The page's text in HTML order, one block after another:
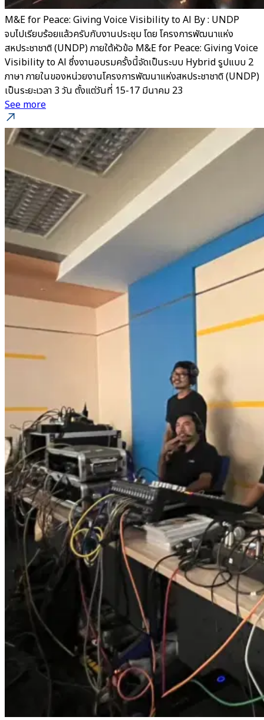
M&E for Peace: Giving Voice Visibility to Al By : UNDP
จบไปเรียบร้อยแล้วครับกับงานประชุม โดย โครงการพัฒนาแห่ง
สหประชาชาติ (UNDP) ภายใต้หัวข้อ M&E for Peace: Giving Voice
Visibility to Al ซึ่งงานอบรมครั้งนี้จัดเป็นระบบ Hybrid รูปแบบ 2
ภาษา ภายในของหน่วยงานโครงการพัฒนาแห่งสหประชาชาติ (UNDP)
เป็นระยะเวลา 3 วัน ตั้งแต่วันที่ 15-17 มีนาคม 23
See more